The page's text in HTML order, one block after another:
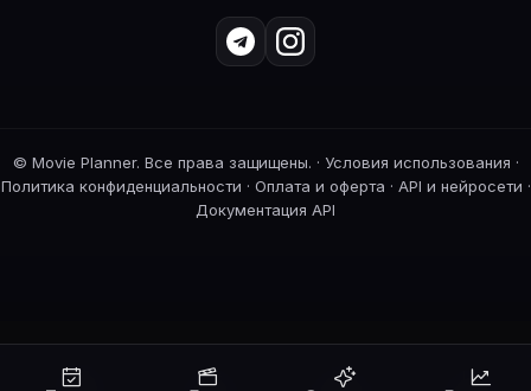
© Movie Planner. Все права защищены. · Условия использования ·
Политика конфиденциальности · Оплата и оферта · API и нейросети ·
Документация API